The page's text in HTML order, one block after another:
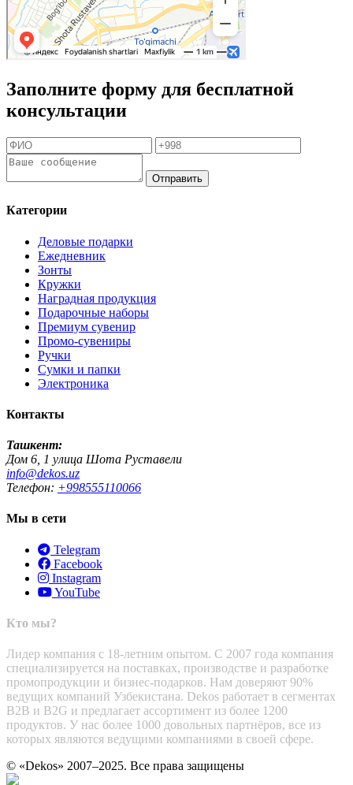
Заполните форму для бесплатной
консультации
Отправить
Категории
Деловые подарки
Ежедневник
Зонты
Кружки
Наградная продукция
Подарочные наборы
Премиум сувенир
Промо-сувениры
Ручки
Сумки и папки
Электроника
Контакты
Ташкент:
Дом 6, 1 улица Шота Руставели
info@dekos.uz
Телефон: +998555110066
Мы в сети
Telegram
Facebook
Instagram
YouTube
Кто мы?
Лидер компания с 18-летним опытом. С 2007 года компания
специализируется на поставках, производстве и разработке
промопродукции и бизнес-подарков. Нам доверяют 90%
ведущих компаний Узбекистана. Dekos работает в сегментах
B2B и B2G и предлагает ассортимент из более 1200
продуктов. У нас более 1000 довольных партнёров, все из
которых являются ведущими компаниями в своей сфере.
© «Dekos» 2007–2025. Все права защищены